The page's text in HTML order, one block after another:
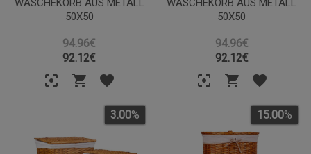
WÄSCHEKORB AUS METALL
50X50
94.96€
92.12€
WÄSCHEKORB AUS METALL
50X50
94.96€
92.12€
3.00% 15.00%